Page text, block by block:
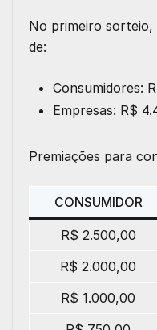
No primeiro
de:
Consumidores:
Empresas: R$
Premiações para
CONSUMIDOR
R$ 2.500,00
R$ 2.000,00
R$ 1.000,00